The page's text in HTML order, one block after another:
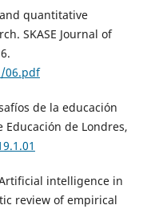
quantitative
SKASE Journal of
06.pdf
de la educación
Educación de Londres,
Artificial intelligence in
review of empirical